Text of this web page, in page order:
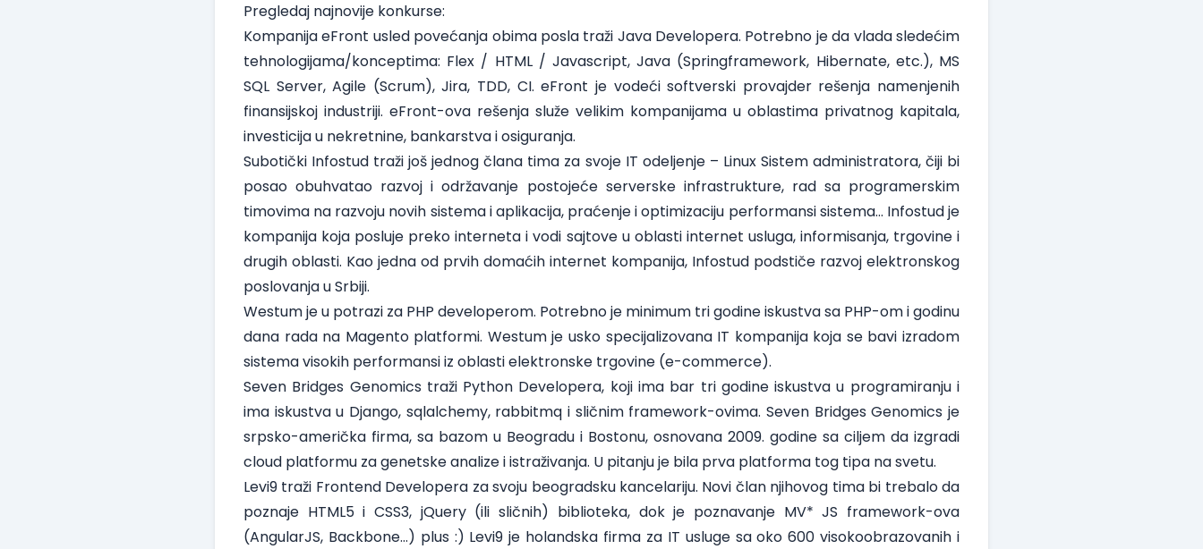
Pregledaj najnovije konkurse:
KompanijaeFront usled povećanja obima posla traži Java Developera. Potrebno je da vlada sledećim
tehnologijama/konceptima: Flex / HTML / Javascript, Java (Springframework, Hibernate, etc.), MS
SQL Server, Agile (Scrum), Jira, TDD, CI. eFront je vodeći softverski provajder rešenja namenjenih
finansijskoj industriji. eFront-ova rešenja služe velikim kompanijama u oblastima privatnog kapitala,
investicija u nekretnine, bankarstva i osiguranja.
Subotički Infostud traži još jednog člana tima za svoje IT odeljenje – Linux Sistem administratora, čiji bi
posao obuhvatao razvoj i održavanje postojeće serverske infrastrukture, rad sa programerskim
timovima na razvoju novih sistema i aplikacija, praćenje i optimizaciju performansi sistema… Infostud je
kompanija koja posluje preko interneta i vodi sajtove u oblasti internet usluga, informisanja, trgovine i
drugih oblasti. Kao jedna od prvih domaćih internet kompanija, Infostud podstiče razvoj elektronskog
poslovanja u Srbiji.
Westumje u potrazi za PHP developerom. Potrebno je minimum tri godine iskustva sa PHP-om i godinu
dana rada na Magento platformi. Westum je usko specijalizovana IT kompanija koja se bavi izradom
sistema visokih performansi iz oblasti elektronske trgovine (e-commerce).
Seven Bridges Genomics traži Python Developera, koji ima bar tri godine iskustva u programiranju i
ima iskustva u Django, sqlalchemy, rabbitmq i sličnim framework-ovima. Seven Bridges Genomics je
srpsko-američka firma, sa bazom u Beogradu i Bostonu, osnovana 2009. godine sa ciljem da izgradi
cloud platformu za genetske analize i istraživanja. U pitanju je bila prva platforma tog tipa na svetu.
Levi9 traži Frontend Developera za svoju beogradsku kancelariju. Novi član njihovog tima bi trebalo da
poznaje HTML5 i CSS3, jQuery (ili sličnih) biblioteka, dok je poznavanje MV* JS framework-ova
(AngularJS, Backbone…) plus :) Levi9 je holandska firma za IT usluge sa oko 600 visokoobrazovanih i